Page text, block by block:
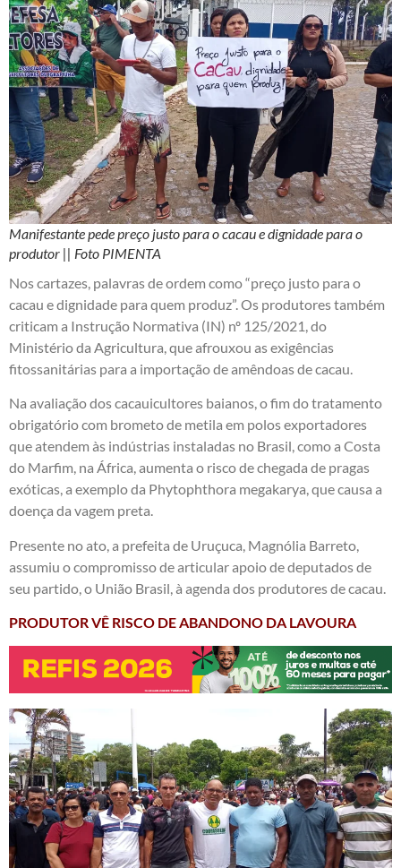
Manifestante pede preço justo para o cacau e dignidade para o
produtor || Foto PIMENTA
Nos cartazes, palavras de ordem como “preço justo para o
cacau e dignidade para quem produz”. Os produtores também
criticam a Instrução Normativa (IN) nº 125/2021, do
Ministério da Agricultura, que afrouxou as exigências
fitossanitárias para a importação de amêndoas de cacau.
Na avaliação dos cacauicultores baianos, o fim do tratamento
obrigatório com brometo de metila em polos exportadores
que atendem às indústrias instaladas no Brasil, como a Costa
do Marfim, na África, aumenta o risco de chegada de pragas
exóticas, a exemplo da Phytophthora megakarya, que causa a
doença da vagem preta.
Presente no ato, a prefeita de Uruçuca, Magnólia Barreto,
assumiu o compromisso de articular apoio de deputados de
seu partido, o União Brasil, à agenda dos produtores de cacau.
PRODUTOR VÊ RISCO DE ABANDONO DA LAVOURA